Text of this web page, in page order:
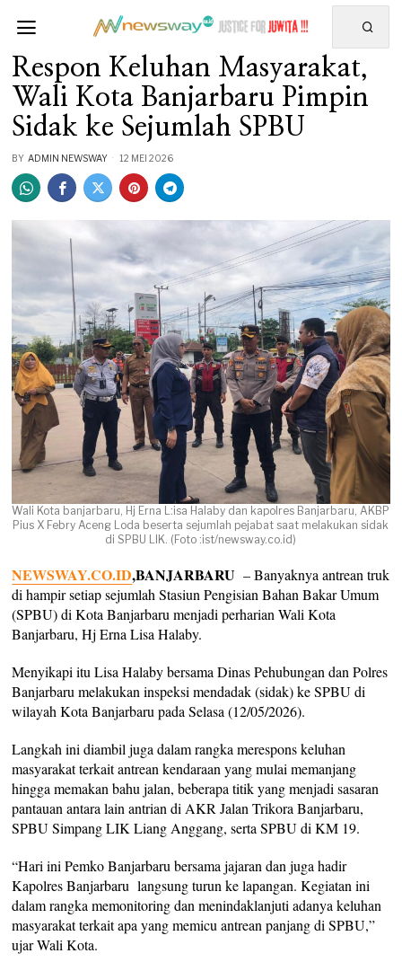
Respon Keluhan Masyarakat,
Wali Kota Banjarbaru Pimpin
Sidak ke Sejumlah SPBU
BY ADMIN NEWSWAY 12 MEI 2026
Wali Kota banjarbaru, Hj Erna L:isa Halaby dan kapolres Banjarbaru, AKBP
Pius X Febry Aceng Loda beserta sejumlah pejabat saat melakukan sidak
di SPBU LIK. (Foto :ist/newsway.co.id)
NEWSWAY.CO.ID,BANJARBARU – Banyaknya antrean truk
di hampir setiap sejumlah Stasiun Pengisian Bahan Bakar Umum
(SPBU) di Kota Banjarbaru menjadi perharian Wali Kota
Banjarbaru, Hj Erna Lisa Halaby.
Menyikapi itu Lisa Halaby bersama Dinas Pehubungan dan Polres
Banjarbaru melakukan inspeksi mendadak (sidak) ke SPBU di
wilayah Kota Banjarbaru pada Selasa (12/05/2026).
Langkah ini diambil juga dalam rangka merespons keluhan
masyarakat terkait antrean kendaraan yang mulai memanjang
hingga memakan bahu jalan, beberapa titik yang menjadi sasaran
pantauan antara lain antrian di AKR Jalan Trikora Banjarbaru,
SPBU Simpang LIK Liang Anggang, serta SPBU di KM 19.
“Hari ini Pemko Banjarbaru bersama jajaran dan juga hadir
Kapolres Banjarbaru langsung turun ke lapangan. Kegiatan ini
dalam rangka memonitoring dan menindaklanjuti adanya keluhan
masyarakat terkait apa yang memicu antrean panjang di SPBU,”
ujar Wali Kota.